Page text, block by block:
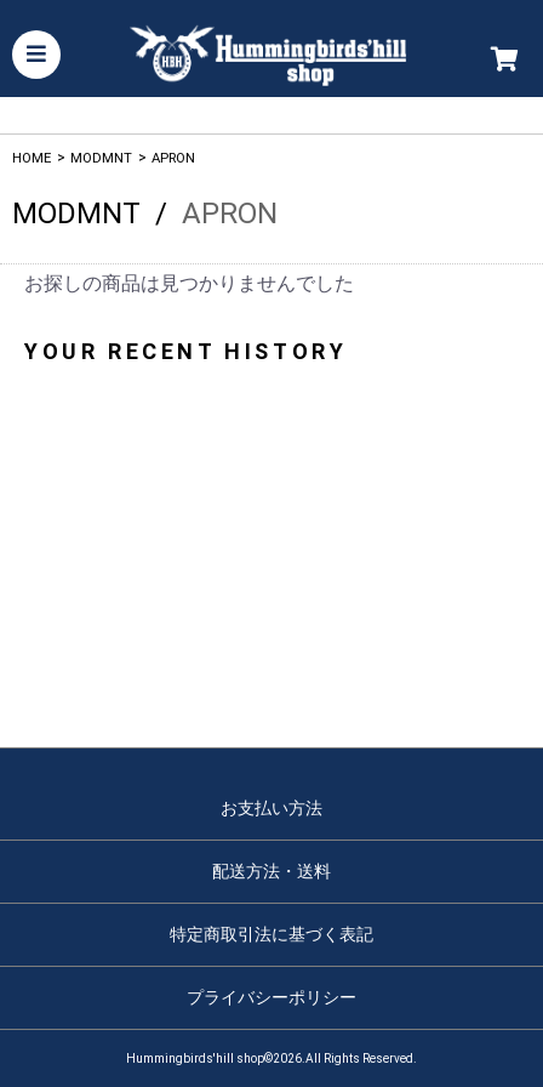
HOME > MODMNT > APRON
MODMNT / APRON
お探しの商品は見つかりませんでした
YOUR RECENT HISTORY
お支払い方法
配送方法・送料
特定商取引法に基づく表記
プライバシーポリシー
Hummingbirds'hill shop©2026.All Rights Reserved.